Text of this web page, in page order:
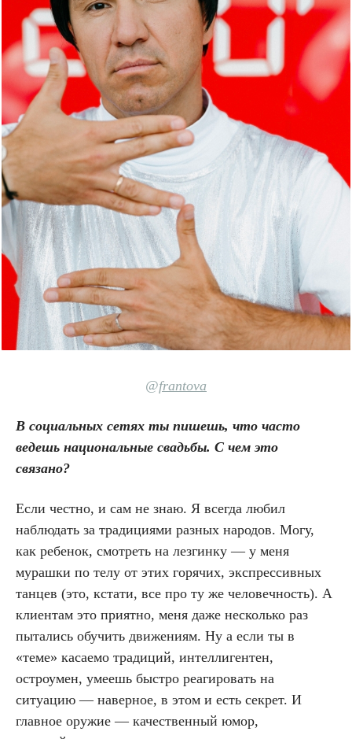
@frantova
В социальных сетях ты пишешь, что часто
ведешь национальные свадьбы. С чем это
связано?
Если честно, и сам не знаю. Я всегда любил
наблюдать за традициями разных народов. Могу,
как ребенок, смотреть на лезгинку — у меня
мурашки по телу от этих горячих, экспрессивных
танцев (это, кстати, все про ту же человечность). А
клиентам это приятно, меня даже несколько раз
пытались обучить движениям. Ну а если ты в
«теме» касаемо традиций, интеллигентен,
остроумен, умеешь быстро реагировать на
ситуацию — наверное, в этом и есть секрет. И
главное оружие — качественный юмор,